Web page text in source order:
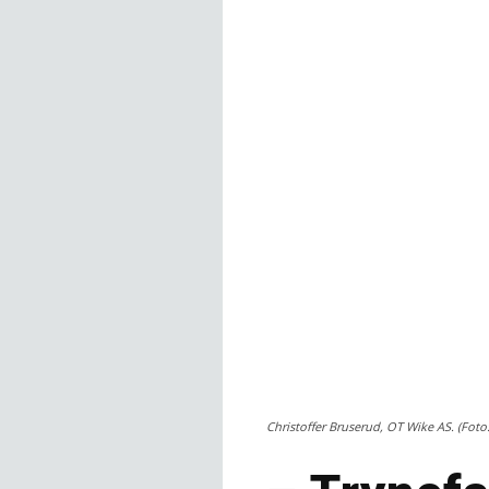
Christoffer Bruserud, OT Wike AS.